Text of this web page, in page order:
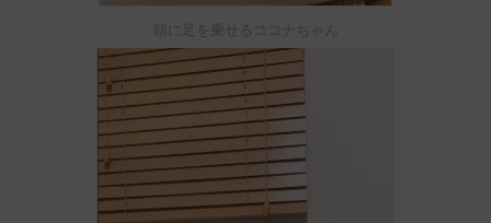
頭に足を乗せるココナちゃん